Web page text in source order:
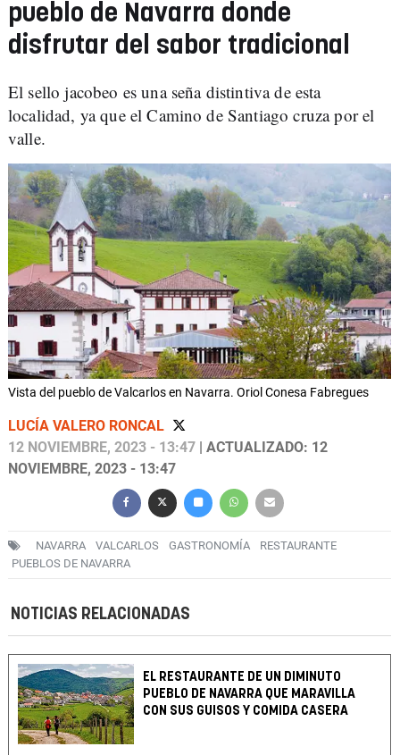
pueblo de Navarra donde
disfrutar del sabor tradicional
El sello jacobeo es una seña distintiva de esta
localidad, ya que el Camino de Santiago cruza por el
valle.
Vista del pueblo de Valcarlos en Navarra. Oriol Conesa Fabregues
LUCÍA VALERO RONCAL
12 NOVIEMBRE, 2023 - 13:47 | ACTUALIZADO: 12
NOVIEMBRE, 2023 - 13:47
NAVARRA VALCARLOS GASTRONOMÍA
RESTAURANTE
PUEBLOS DE NAVARRA
NOTICIAS RELACIONADAS
EL RESTAURANTE DE UN DIMINUTO
PUEBLO DE NAVARRA QUE MARAVILLA
CON SUS GUISOS Y COMIDA CASERA